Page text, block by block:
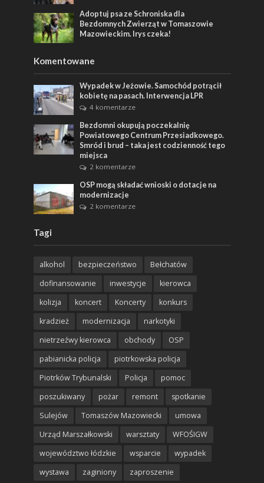
Adoptuj psa ze Schroniska dla
Bezdomnych Zwierząt w Tomaszowie
Mazowieckim. Irys czeka!
Komentowane
Wypadek w Jeżowie. Samochód potrącił
kobietę na pasach. Interwencja LPR
4 komentarze
Bezdomni okupują poczekalnię
Powiatowego Centrum Przesiadkowego.
Smród i brud – taka jest codzienność tego
miejsca
2 komentarze
OSP mogą składać wnioski o dotacje na
modernizacje
2 komentarze
Tagi
alkohol bezpieczeństwo
Bełchatów
dofinansowanie
inwestycje
kierowca
kolizja
koncert Koncerty
konkurs
kradzież
modernizacja
narkotyki
nietrzeźwy kierowca
obchody
OSP
pabianicka policja
piotrkowska policja
Piotrków Trybunalski
Policja
pomoc
poszukiwany
pożar remont
spotkanie
Sulejów
Tomaszów Mazowiecki
umowa
Urząd Marszałkowski
warsztaty
WFOŚIGW
województwo łódzkie
wsparcie
wypadek
wystawa
zaginiony zaproszenie